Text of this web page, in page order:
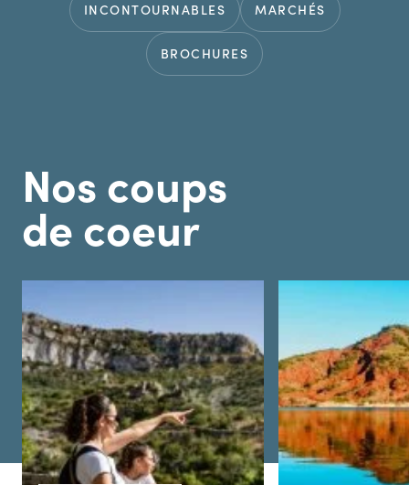
INCONTOURNABLES MARCHÉS
BROCHURES
Nos coups
de coeur